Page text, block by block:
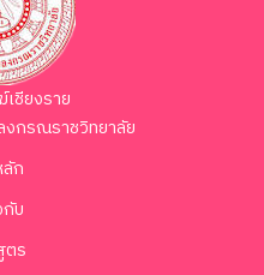
ชียงราย
งกรณราชวิทยาลัย
ก
บ
ตร